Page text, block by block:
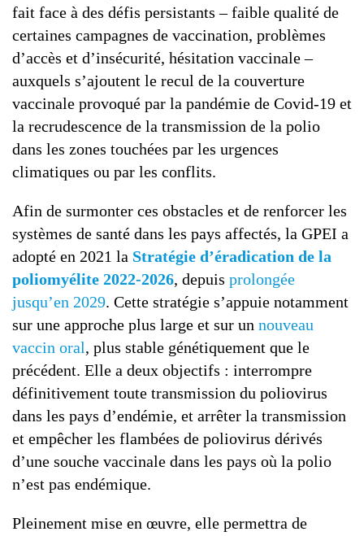
fait face à des défis persistants – faible qualité de
certaines campagnes de vaccination, problèmes
d’accès et d’insécurité, hésitation vaccinale –
auxquels s’ajoutent le recul de la couverture
vaccinale provoqué par la pandémie de Covid-19 et
la recrudescence de la transmission de la polio
dans les zones touchées par les urgences
climatiques ou par les conflits.
Afin de surmonter ces obstacles et de renforcer les
systèmes de santé dans les pays affectés, la GPEI a
adopté en 2021 la Stratégie d’éradication de la
poliomyélite 2022-2026, depuis prolongée
jusqu’en 2029. Cette stratégie s’appuie notamment
sur une approche plus large et sur un nouveau
vaccin oral, plus stable génétiquement que le
précédent. Elle a deux objectifs : interrompre
définitivement toute transmission du poliovirus
dans les pays d’endémie, et arrêter la transmission
et empêcher les flambées de poliovirus dérivés
d’une souche vaccinale dans les pays où la polio
n’est pas endémique.
Pleinement mise en œuvre, elle permettra de